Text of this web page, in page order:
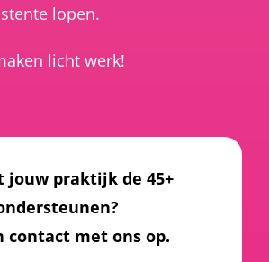
lopen.
licht werk!
jouw praktijk de 45+
contact met ons op.